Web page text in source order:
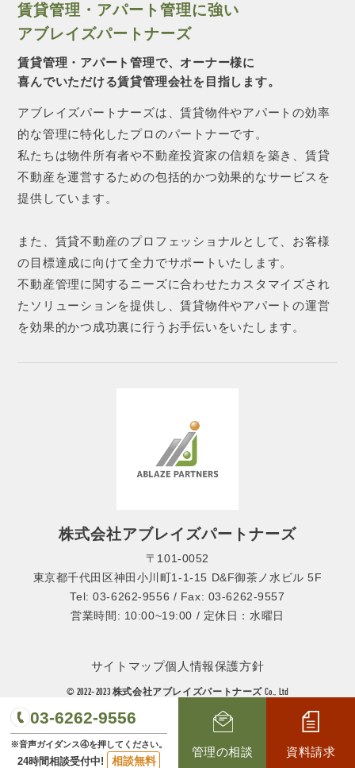
賃貸管理・アパート管理に強い
アブレイズパートナーズ
賃貸管理・アパート管理で、オーナー様に
喜んでいただける賃貸管理会社を目指します。
アブレイズパートナーズは、賃貸物件やアパートの効率
的な管理に特化したプロのパートナーです。
私たちは物件所有者や不動産投資家の信頼を築き、賃貸
不動産を運営するための包括的かつ効果的なサービスを
提供しています。
また、賃貸不動産のプロフェッショナルとして、お客様
の目標達成に向けて全力でサポートいたします。
不動産管理に関するニーズに合わせたカスタマイズされ
たソリューションを提供し、賃貸物件やアパートの運営
を効果的かつ成功裏に行うお手伝いをいたします。
株式会社アブレイズパートナーズ
〒101-0052
東京都千代田区神田小川町1-1-15 D&F御茶ノ水ビル 5F
Tel: 03-6262-9556 / Fax: 03-6262-9557
営業時間: 10:00~19:00 / 定休日：水曜日
© 2022-2023 株式会社アブレイズパートナーズ Co., Ltd
サイトマップ個人情報保護方針
03-6262-9556
※音声ガイダンス④を押してください。
24時間相談受付中! 相談無料
管理の相談 資料請求